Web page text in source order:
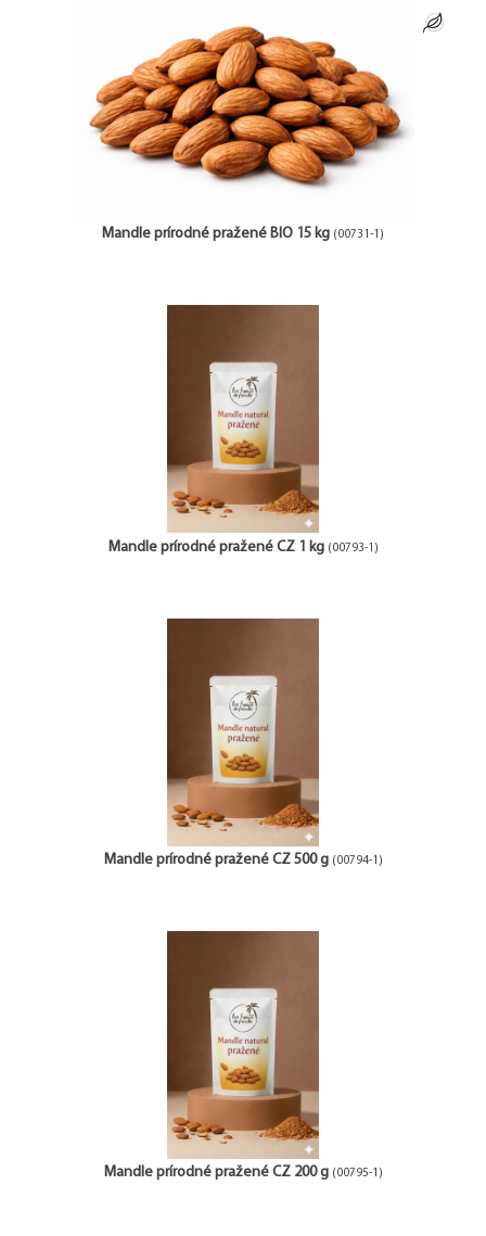
Mandle prírodné pražené BIO 15 kg (00731-1)
Mandle prírodné pražené CZ 1 kg (00793-1)
Mandle prírodné pražené CZ 500 g (00794-1)
Mandle prírodné pražené CZ 200 g (00795-1)